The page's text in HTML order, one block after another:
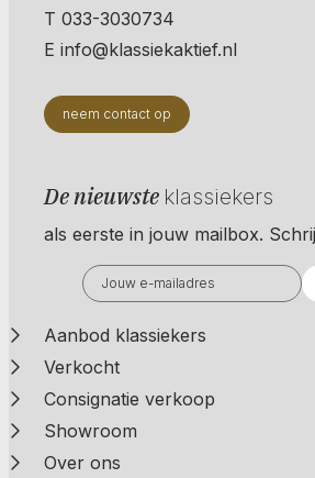
T 033-3030734
E info@klassiekaktief.nl
neem contact op
De nieuwste klassiekers
als eerste in jouw mailbox.
Aanbod klassiekers
Verkocht
Consignatie verkoop
Showroom
Over ons